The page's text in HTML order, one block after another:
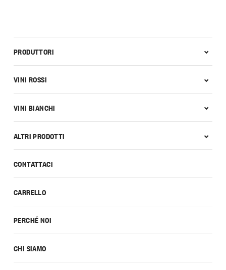
CONTATTACI
CARRELLO
PERCHÉ NOI
CHI SIAMO
PRODUTTORI
VINI ROSSI
VINI BIANCHI
ALTRI PRODOTTI